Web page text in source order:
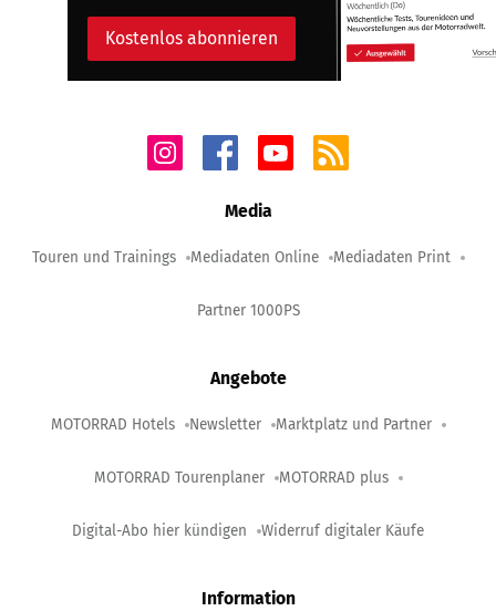
Kostenlos abonnieren
Media
Touren und Trainings Mediadaten Online Mediadaten Print
Partner 1000PS
Angebote
MOTORRAD Hotels Newsletter Marktplatz und Partner
MOTORRAD Tourenplaner MOTORRAD plus
Digital-Abo hier kündigen Widerruf digitaler Käufe
Information